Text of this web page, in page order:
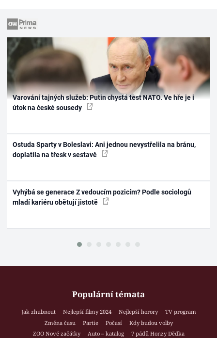
Varování tajných služeb: Putin chystá test NATO. Ve hře je i
útok na české sousedy
Ostuda Sparty v Boleslavi: Ani jednou nevystřelila na bránu,
doplatila na třesk v sestavě
Vyhýbá se generace Z vedoucím pozicím? Podle sociologů
mladí kariéru obětují jistotě
Populární témata
Jak zhubnout Nejlepší filmy 2024 Nejlepší horory
TV program
Změna času
Partie Počasí
Kdy budou volby
ZOO Nové začátky
Auto – katalog
7 pádů Honzy Dědka